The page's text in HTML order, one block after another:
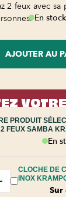
2 feux avec
En stock
AJOUTER AU
PRODUIT
FEUX SAMBA
En
CLOCHE DE
INOX
Sur